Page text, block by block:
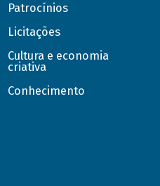
Patrocínios
Licitações
Cultura e economia
criativa
Conhecimento